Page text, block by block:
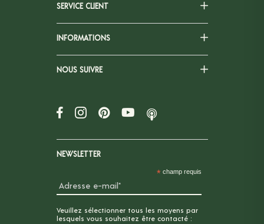
SERVICE CLIENT
INFORMATIONS
NOUS SUIVRE
NEWSLETTER
* champ requis
Veuillez sélectionner tous les moyens par
lesquels vous souhaitez être contacté :